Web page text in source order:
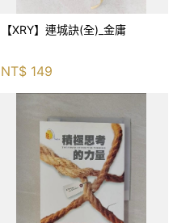
【XRY】連城訣(全)_金庸
NT$ 149